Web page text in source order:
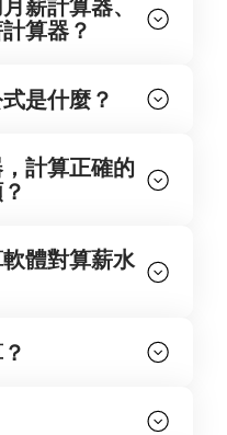
薪計算器、
算器？
是什麼？
計算正確的
體對算薪水